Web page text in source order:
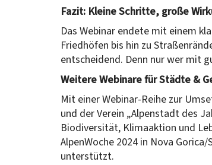
Fazit: Kleine Schritte, große
Das Webinar endete mit einem
Friedhöfen bis hin zu
entscheidend. Denn nur wer mit
Weitere Webinare für Städte &
Mit einer Webinar-Reihe zur
und der Verein „Alpenstadt des
Biodiversität, Klimaaktion und
AlpenWoche 2024 in Nova
unterstützt.